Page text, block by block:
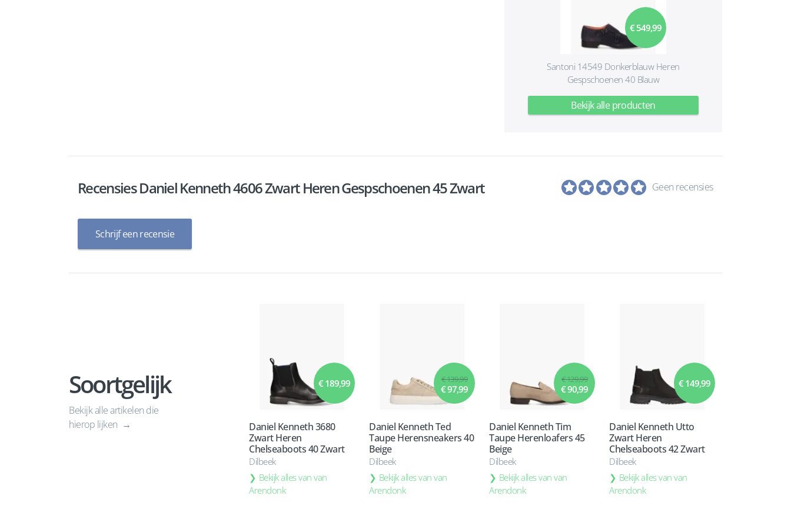
€ 549,99
Santoni 14549 Donkerblauw Heren
Gespschoenen 40 Blauw
Bekijk alle producten
Recensies Daniel Kenneth 4606 Zwart Heren Gespschoenen 45 Zwart Geen recensies
Schrijf een recensie
Soortgelijk
Bekijk alle artikelen die
hierop lijken
€ 189,99
Daniel Kenneth 3680
Zwart Heren
Chelseaboots 40 Zwart
Dilbeek
Bekijk alles van van
Arendonk
€ 139,99
€ 97,99
Daniel Kenneth Ted
Taupe Herensneakers 40
Beige
Dilbeek
Bekijk alles van van
Arendonk
€ 129,99
€ 90,99
Daniel Kenneth Tim
Taupe Herenloafers 45
Beige
Dilbeek
Bekijk alles van van
Arendonk
€ 149,99
Daniel Kenneth Utto
Zwart Heren
Chelseaboots 42 Zwart
Dilbeek
Bekijk alles van van
Arendonk